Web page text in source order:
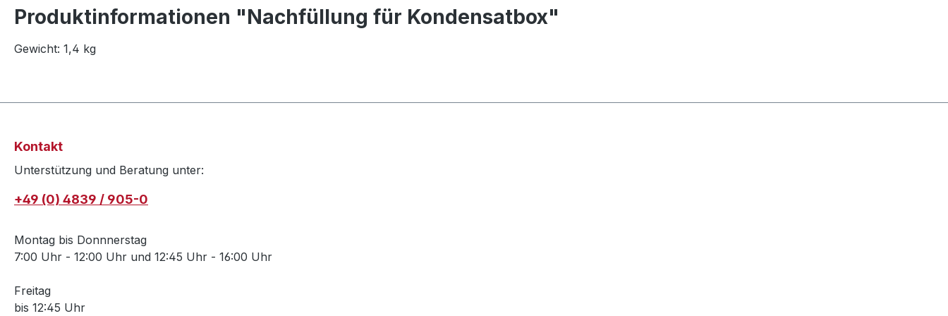
Produktinformationen "Nachfüllung für Kondensatbox"
Gewicht: 1,4 kg
Kontakt
Unterstützung und Beratung unter:
+49 (0) 4839 / 905-0
Montag bis Donnnerstag
7:00 Uhr - 12:00 Uhr und 12:45 Uhr - 16:00 Uhr
Freitag
bis 12:45 Uhr